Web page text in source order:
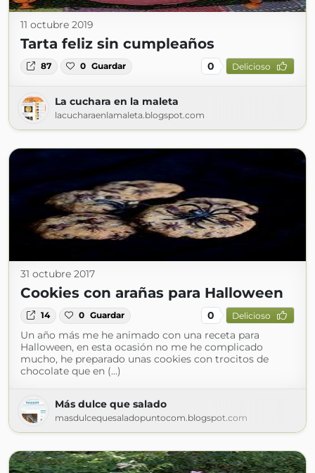
11 octubre 2019
Tarta feliz sin cumpleaños
87 0 Guardar 0 Delicioso
La cuchara en la maleta
lacucharaenlamaleta.blogspot.com
31 octubre 2017
Cookies con arañas para Halloween
14 0 Guardar 0 Delicioso
Un año más me he animado con una receta para
Halloween, en esta ocasión no me he complicado
mucho, he preparado unas cookies con trocitos de
chocolate que en (...)
Más dulce que salado
masdulcequesaladopuntocom.blogspot.com